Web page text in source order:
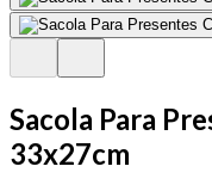
Sacola Para
33x27cm